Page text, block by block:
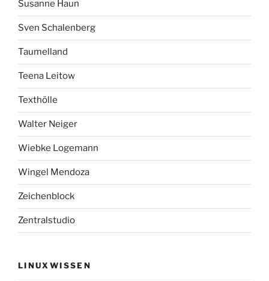
Susanne Haun
Sven Schalenberg
Taumelland
Teena Leitow
Texthölle
Walter Neiger
Wiebke Logemann
Wingel Mendoza
Zeichenblock
Zentralstudio
LINUXWISSEN